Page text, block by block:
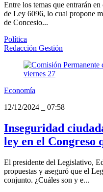
Entre los temas que entrarán
de Ley 6096, lo cual propone
de Concesio...
Política
Redacción Gestión
Economía
12/12/2024
07:58
Inseguridad
ley en el Congreso
El presidente del Legislativo,
propuestas y aseguró que el
conjunto. ¿Cuáles son y e...